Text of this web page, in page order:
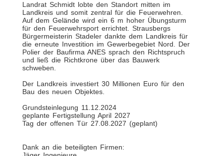
Landrat Schmidt lobte den Standort mitten im
Landkreis und somit zentral für die Feuerwehren.
Auf dem Gelände wird ein 6 m hoher Übungsturm
für den Feuerwehrsport errichtet. Strausbergs
Bürgermeisterin Stadeler dankte dem Landkreis für
die erneute Investition im Gewerbegebiet Nord. Der
Polier der Baufirma ANES sprach den Richtspruch
und ließ die Richtkrone über das Bauwerk
schweben.
Der Landkreis investiert 30 Millionen Euro für den
Bau des neuen Objektes.
Grundsteinlegung 11.12.2024
geplante Fertigstellung April 2027
Tag der offenen Tür 27.08.2027 (geplant)
Dank an die beteiligten Firmen: